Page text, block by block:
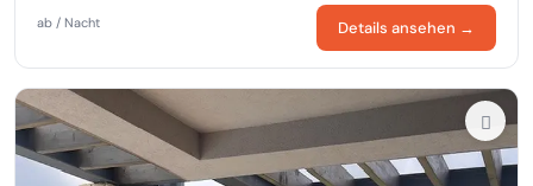
ab / Nacht Details ansehen →